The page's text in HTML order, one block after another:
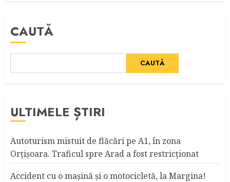
CAUTĂ
CAUTĂ
ULTIMELE ȘTIRI
Autoturism mistuit de flăcări pe A1, în zona
Orțișoara. Traficul spre Arad a fost restricționat
Accident cu o maşină şi o motocicletă, la Margina!